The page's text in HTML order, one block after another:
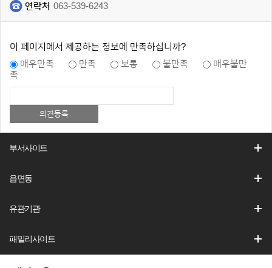
연락처 063-539-6243
이 페이지에서 제공하는 정보에 만족하십니까?
매우만족
만족 보통 불만족
매우불만
족
부서사이트
읍면동
유관기관
패밀리사이트